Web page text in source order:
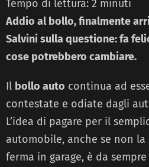
Tempo di lettura: 2 minuti
Addio al bollo, finalmente
Salvini sulla questione: fa
cose potrebbero cambiare.
Il bollo auto continua ad
contestate e odiate dagli
L’idea di pagare per il
automobile, anche se non
ferma in garage, è da